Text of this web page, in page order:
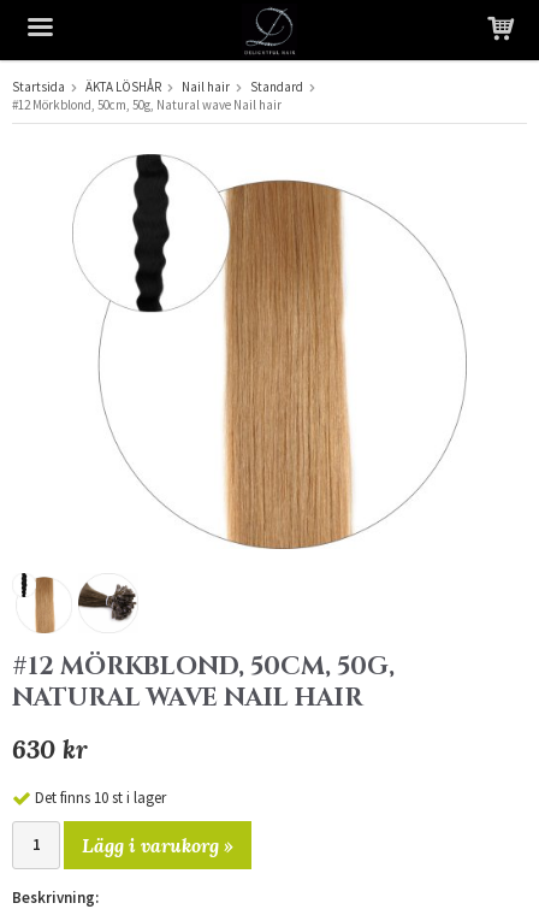
Produkten har blivit tillagd i varukorgen
Startsida ÄKTA LÖSHÅR Nail hair
Standard
#12 Mörkblond, 50cm, 50g, Natural wave Nail hair
#12 MÖRKBLOND, 50CM, 50G,
NATURAL WAVE NAIL HAIR
630 kr
Det finns 10 st i lager
Lägg i varukorg »
Beskrivning: